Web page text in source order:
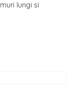
lungi si